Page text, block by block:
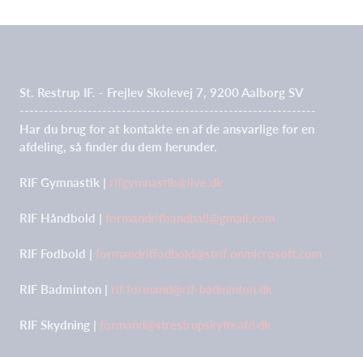
St. Restrup IF. - Frejlev Skolevej 7, 9200 Aalborg SV
-------------------------------------------------------------
Har du brug for at kontakte en af de ansvarlige for en
afdeling, så finder du dem herunder.
RIF Gymnastik | rifgymnastik@live.dk
RIF Håndbold | formandrifhandball@gmail.com
RIF Fodbold | formandriffodbold@strif.onmicrosoft.com
RIF Badminton | rif.formand@rif-badminton.dk
RIF Skydning | formand@strestrupskytteafd.dk